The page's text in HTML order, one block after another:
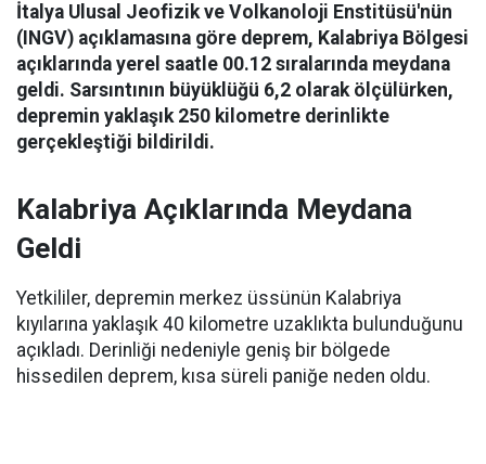
İtalya Ulusal Jeofizik ve Volkanoloji Enstitüsü'nün
(INGV) açıklamasına göre deprem, Kalabriya Bölgesi
açıklarında yerel saatle 00.12 sıralarında meydana
geldi. Sarsıntının büyüklüğü 6,2 olarak ölçülürken,
depremin yaklaşık 250 kilometre derinlikte
gerçekleştiği bildirildi.
Kalabriya Açıklarında Meydana
Geldi
Yetkililer, depremin merkez üssünün Kalabriya
kıyılarına yaklaşık 40 kilometre uzaklıkta bulunduğunu
açıkladı. Derinliği nedeniyle geniş bir bölgede
hissedilen deprem, kısa süreli paniğe neden oldu.